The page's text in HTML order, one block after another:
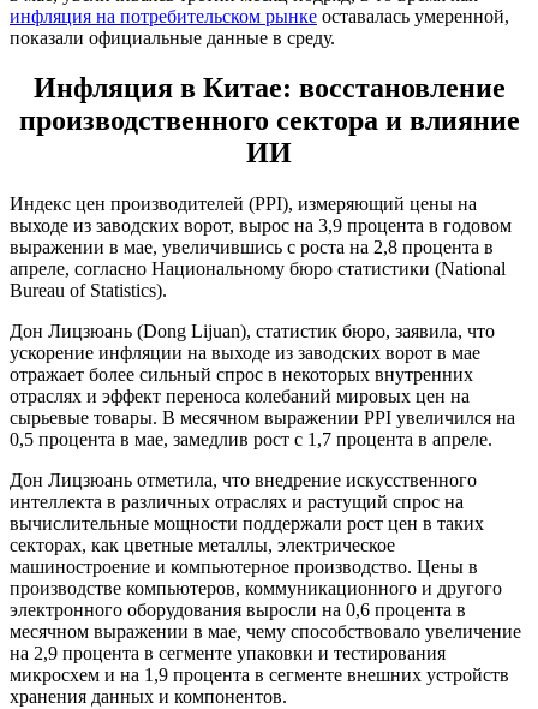
инфляция на потребительском рынке оставалась умеренной,
показали официальные данные в среду.
Инфляция в Китае: восстановление
производственного сектора и влияние
ИИ
Индекс цен производителей (PPI), измеряющий цены на
выходе из заводских ворот, вырос на 3,9 процента в годовом
выражении в мае, увеличившись с роста на 2,8 процента в
апреле, согласно Национальному бюро статистики (National
Bureau of Statistics).
Дон Лицзюань (Dong Lijuan), статистик бюро, заявила, что
ускорение инфляции на выходе из заводских ворот в мае
отражает более сильный спрос в некоторых внутренних
отраслях и эффект переноса колебаний мировых цен на
сырьевые товары. В месячном выражении PPI увеличился на
0,5 процента в мае, замедлив рост с 1,7 процента в апреле.
Дон Лицзюань отметила, что внедрение искусственного
интеллекта в различных отраслях и растущий спрос на
вычислительные мощности поддержали рост цен в таких
секторах, как цветные металлы, электрическое
машиностроение и компьютерное производство. Цены в
производстве компьютеров, коммуникационного и другого
электронного оборудования выросли на 0,6 процента в
месячном выражении в мае, чему способствовало увеличение
на 2,9 процента в сегменте упаковки и тестирования
микросхем и на 1,9 процента в сегменте внешних устройств
хранения данных и компонентов.